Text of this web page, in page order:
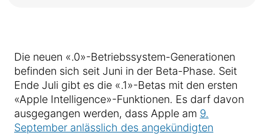
Die neuen «.0»-Betriebssystem-Generationen
befinden sich seit Juni in der Beta-Phase. Seit
Ende Juli gibt es die «.1»-Betas mit den ersten
«Apple Intelligence»-Funktionen. Es darf davon
ausgegangen werden, dass Apple am 9.
September anlässlich des angekündigten